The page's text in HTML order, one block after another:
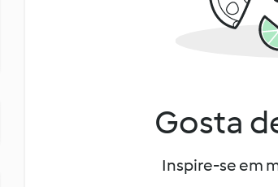
Gosta
Inspire-se em